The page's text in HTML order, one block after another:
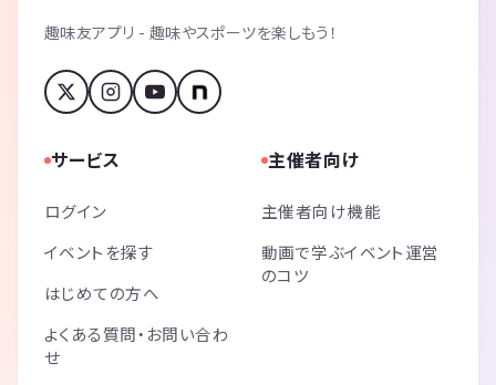
趣味友アプリ - 趣味やスポーツを楽しもう！
サービス
ログイン
イベントを探す
はじめての方へ
よくある質問・お問い合わ
せ
主催者向け
主催者向け機能
動画で学ぶイベント運営
のコツ